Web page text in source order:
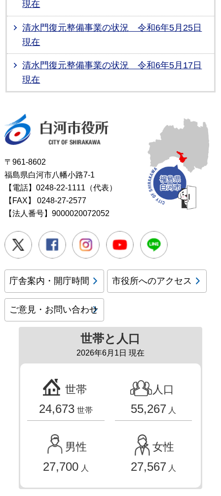
現在
清水門復元整備事業の状況 令和6年5月25日
現在
清水門復元整備事業の状況 令和6年5月17日
現在
〒961-8602
福島県白河市八幡小路7-1
【電話】0248-22-1111（代表）
【FAX】
0248-27-2577
【法人番号】9000020072052
Twitter FacebookInstagramYoutube
庁舎案内・開庁時間 市役所へのアクセス
ご意見・お問い合わせ
世帯と人口
2026年6月1日 現在
世帯
24,673 世帯
人口
55,267 人
男性
27,700 人
女性
27,567 人